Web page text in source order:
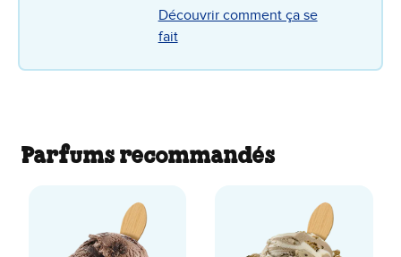
Découvrir comment ça se
fait
Parfums recommandés